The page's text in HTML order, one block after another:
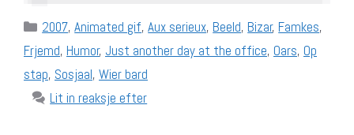
Categories
2007,Animated gif,Aux serieux, Beeld, Bizar, Famkes,
Frjemd, Humor, Just another day at the office, Oars, Op
stap, Sosjaal, Wier bard
Lit in reaksje efter